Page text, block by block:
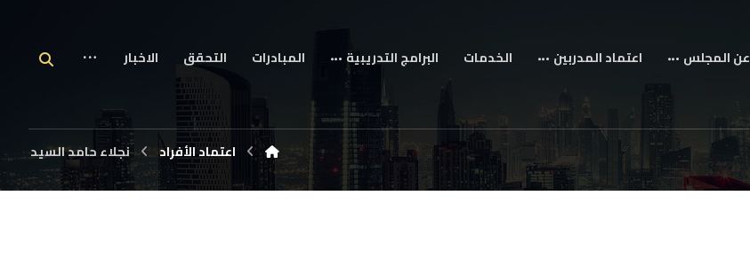
عن المجلس اعتماد المدربين الخدمات البرامج التدريبية المبادرات التحقق الاخبار
اعتماد الأفراد نجلاء حامد السيد